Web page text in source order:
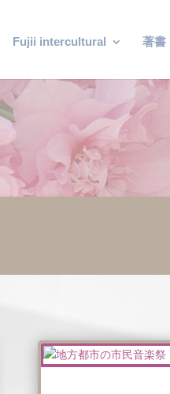
Fujii intercultural 著書